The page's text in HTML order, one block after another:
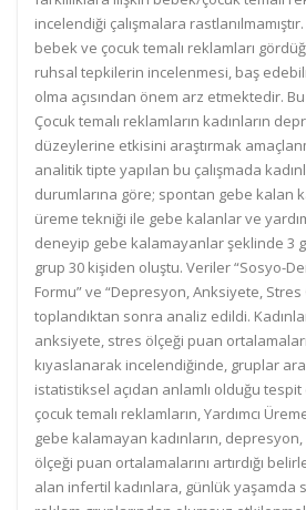
incelendiği çalışmalara
bebek ve çocuk temalı reklamları
ruhsal tepkilerin incelenmesi, baş
olma açısından önem arz etmektedir.
Çocuk temalı reklamların kadınların
düzeylerine etkisini araştırmak
analitik tipte yapılan bu çalışmada
durumlarına göre; spontan gebe kalan
üreme tekniği ile gebe kalanlar ve
deneyip gebe kalamayanlar şeklinde 3
grup 30 kişiden oluştu. Veriler “Sosyo-
Formu” ve “Depresyon, Anksiyete, Stres
toplandıktan sonra analiz edildi.
anksiyete, stres ölçeği puan
kıyaslanarak incelendiğinde, gruplar
istatistiksel açıdan anlamlı olduğu
çocuk temalı reklamların, Yardımcı
gebe kalamayan kadınların,
ölçeği puan ortalamalarını artırdığı
alan infertil kadınlara, günlük yaşamda